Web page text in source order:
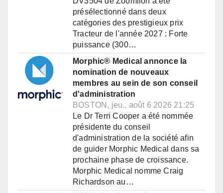
présélectionné dans deux
catégories des prestigieux prix
Tracteur de l'année 2027 : Forte
puissance (300…
Morphic® Medical annonce la
nomination de nouveaux
membres au sein de son conseil
d'administration
BOSTON, jeu., août 6 2026 21:25
Le Dr Terri Cooper a été nommée
présidente du conseil
d'administration de la société afin
de guider Morphic Medical dans sa
prochaine phase de croissance.
Morphic Medical nomme Craig
Richardson au…